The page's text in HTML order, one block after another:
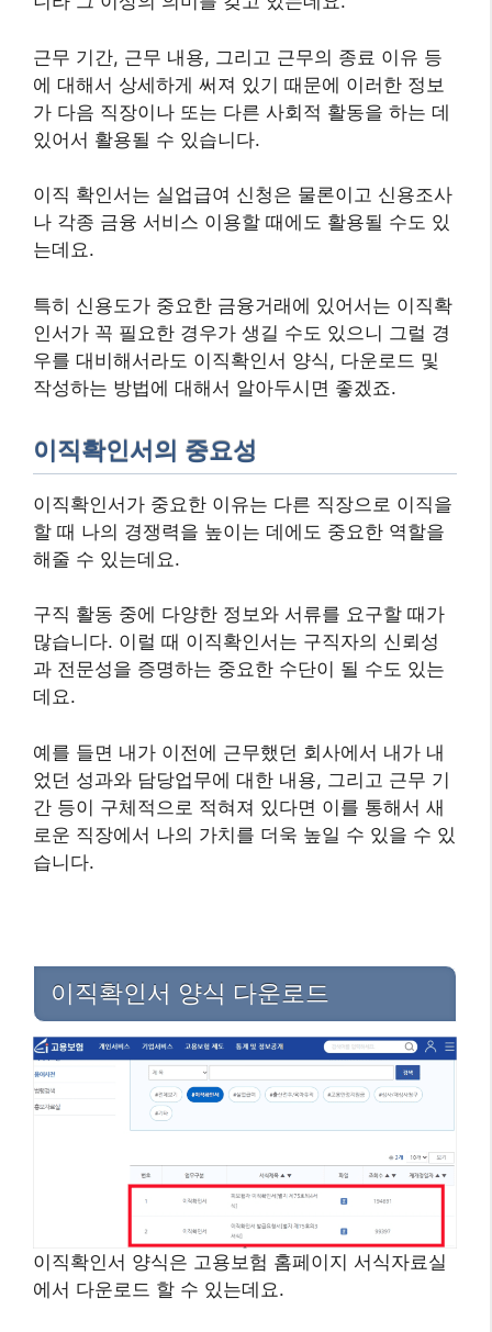
근무 기간, 근무 내용, 그리고 근무의 종료 이유 등
에 대해서 상세하게 써져 있기 때문에 이러한 정보
가 다음 직장이나 또는 다른 사회적 활동을 하는 데
있어서 활용될 수 있습니다.
이직 확인서는 실업급여 신청은 물론이고 신용조사
나 각종 금융 서비스 이용할 때에도 활용될 수도 있
는데요.
특히 신용도가 중요한 금융거래에 있어서는 이직확
인서가 꼭 필요한 경우가 생길 수도 있으니 그럴 경
우를 대비해서라도 이직확인서 양식, 다운로드 및
작성하는 방법에 대해서 알아두시면 좋겠죠.
이직확인서의 중요성
이직확인서가 중요한 이유는 다른 직장으로 이직을
할 때 나의 경쟁력을 높이는 데에도 중요한 역할을
해줄 수 있는데요.
구직 활동 중에 다양한 정보와 서류를 요구할 때가
많습니다. 이럴 때 이직확인서는 구직자의 신뢰성
과 전문성을 증명하는 중요한 수단이 될 수도 있는
데요.
예를 들면 내가 이전에 근무했던 회사에서 내가 내
었던 성과와 담당업무에 대한 내용, 그리고 근무 기
간 등이 구체적으로 적혀져 있다면 이를 통해서 새
로운 직장에서 나의 가치를 더욱 높일 수 있을 수 있
습니다.
이직확인서 양식 다운로드
이직확인서 양식은 고용보험 홈페이지 서식자료실
에서 다운로드 할 수 있는데요.